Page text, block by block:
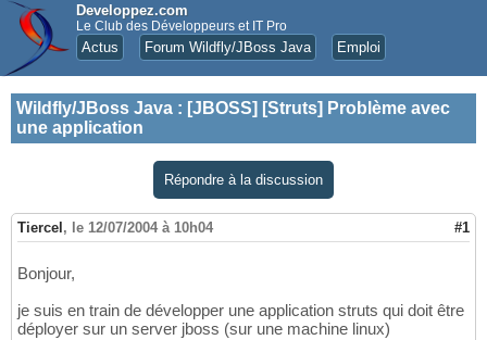
Developpez.com
Le Club des Développeurs et IT Pro
Actus Forum Wildfly/JBoss Java Emploi
Wildfly/JBoss Java : [JBOSS] [Struts] Problème avec
une application
Répondre à la discussion
Tiercel , le 12/07/2004 à 10h04 #1
Bonjour,
je suis en train de développer une application struts qui doit être
déployer sur un server jboss (sur une machine linux)